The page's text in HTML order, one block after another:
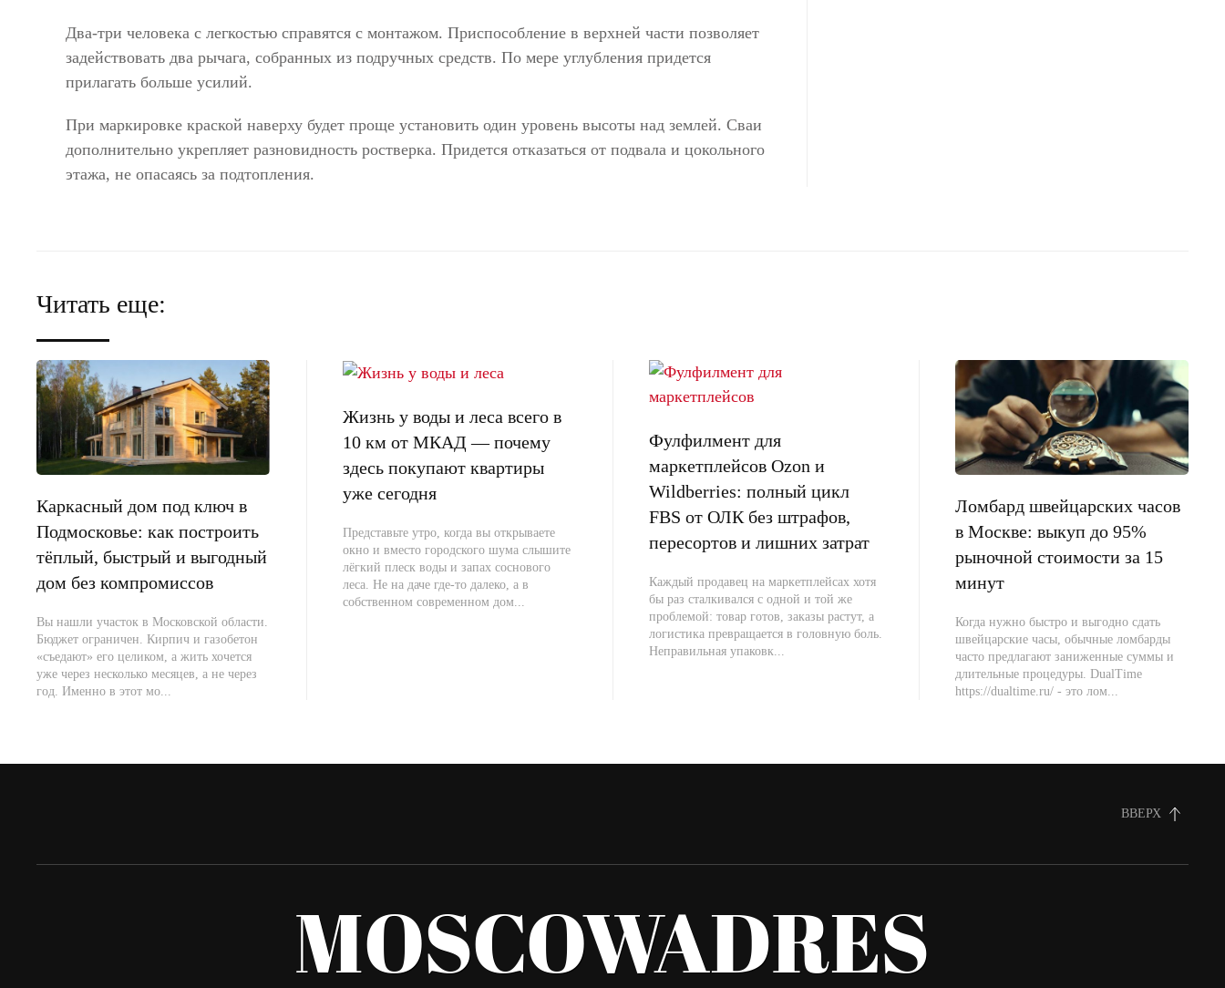
Два-три человека с легкостью справятся с монтажом. Приспособление в верхней части позволяет
задействовать два рычага, собранных из подручных средств. По мере углубления придется
прилагать больше усилий.
При маркировке краской наверху будет проще установить один уровень высоты над землей. Сваи
дополнительно укрепляет разновидность ростверка. Придется отказаться от подвала и цокольного
этажа, не опасаясь за подтопления.
Читать еще:
Каркасный дом под ключ в
Подмосковье: как построить
тёплый, быстрый и выгодный
дом без компромиссов
Вы нашли участок в Московской области.
Бюджет ограничен. Кирпич и газобетон
«съедают» его целиком, а жить хочется
уже через несколько месяцев, а не через
год. Именно в этот мо...
Жизнь у воды и леса всего в
10 км от МКАД — почему
здесь покупают квартиры
уже сегодня
Представьте утро, когда вы открываете
окно и вместо городского шума слышите
лёгкий плеск воды и запах соснового
леса. Не на даче где-то далеко, а в
собственном современном дом...
Фулфилмент для
маркетплейсов Ozon и
Wildberries: полный цикл
FBS от ОЛК без штрафов,
пересортов и лишних затрат
Каждый продавец на маркетплейсах хотя
бы раз сталкивался с одной и той же
проблемой: товар готов, заказы растут, а
логистика превращается в головную боль.
Неправильная упаковк...
Ломбард швейцарских часов
в Москве: выкуп до 95%
рыночной стоимости за 15
минут
Когда нужно быстро и выгодно сдать
швейцарские часы, обычные ломбарды
часто предлагают заниженные суммы и
длительные процедуры. DualTime
https://dualtime.ru/ - это лом...
ВВЕРХ
MOSCOWADRES